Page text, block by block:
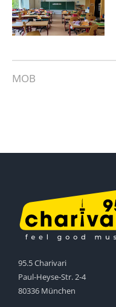
MOB
95.5 Charivari
Paul-Heyse-Str. 2-4
80336 München